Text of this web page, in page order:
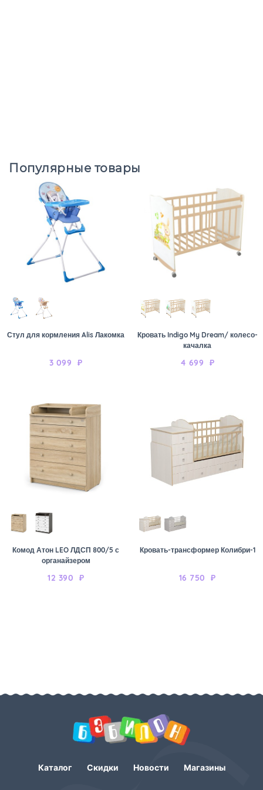
Популярные товары
Стул для кормления Alis Лакомка
3 099 ₽
Кровать Indigo My Dream/ колесо-
качалка
4 699 ₽
Комод Атон LEO ЛДСП 800/5 с
органайзером
12 390 ₽
Кровать-трансформер Колибри-1
16 750 ₽
Каталог Скидки Новости Магазины